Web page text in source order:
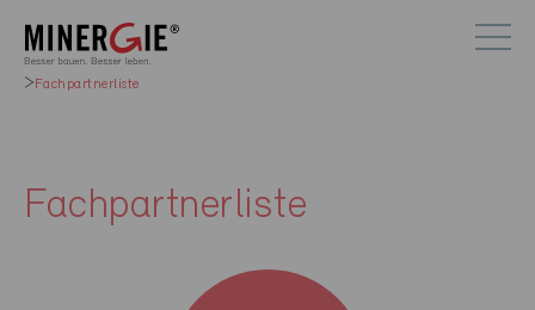
Fachpartnerliste
Fachpartnerliste